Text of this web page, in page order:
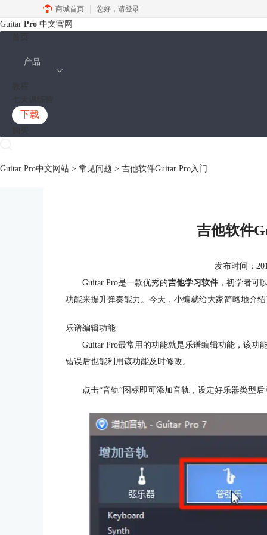
商城首页 您好， 请登录
Guitar Pro 中文官网
产品
下载
Guitar Pro中文网站 > 常见问题 > 吉他软件Guitar Pro入门
吉他软件
发布时间：
Guitar Pro是一款优秀的吉他学习软件 ，初学者可
功能来提升弹奏能力。今天，小编就给大家简略地介
乐谱编辑功能
Guitar Pro最常用的功能就是乐谱编辑功能，该功
错误后也能利用该功能及时修改。
点击“音轨”图标即可添加音轨，设定好乐器类型后